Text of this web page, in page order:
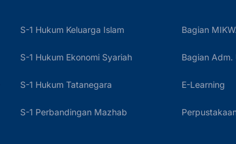
S-1 Hukum Keluarga Islam
S-1 Hukum Ekonomi Syariah
S-1 Hukum Tatanegara
S-1 Perbandingan Mazhab
Bagian
Bagian Adm.
E-Learning